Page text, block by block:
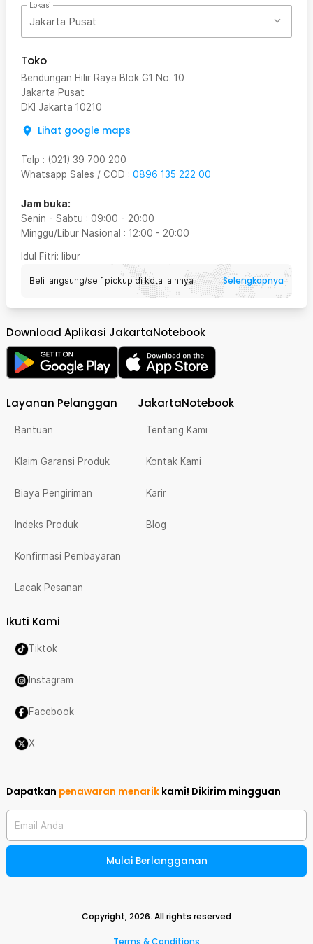
Lokasi
Jakarta Pusat
Toko
Bendungan Hilir Raya Blok G1 No. 10
Jakarta Pusat
DKI Jakarta 10210
Lihat google maps
Telp : (021) 39 700 200
Whatsapp Sales / COD : 0896 135 222 00
Jam buka:
Senin - Sabtu : 09:00 - 20:00
Minggu/Libur Nasional : 12:00 - 20:00
Idul Fitri: libur
Beli langsung/self pickup di kota lainnya Selengkapnya
Download Aplikasi JakartaNotebook
Layanan Pelanggan
Bantuan
Klaim Garansi Produk
Biaya Pengiriman
Indeks Produk
Konfirmasi Pembayaran
Lacak Pesanan
JakartaNotebook
Tentang Kami
Kontak Kami
Karir
Blog
Ikuti Kami
Tiktok
Instagram
Facebook
X
Dapatkan penawaran menarik kami! Dikirim mingguan
Email Anda
Mulai Berlangganan
Copyright,2026. All rights reserved
Terms & Conditions